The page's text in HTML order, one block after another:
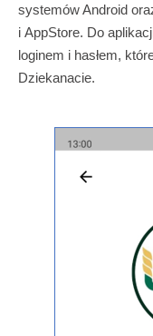
systemów Android
i AppStore. Do
loginem i hasłem,
Dziekanacie.